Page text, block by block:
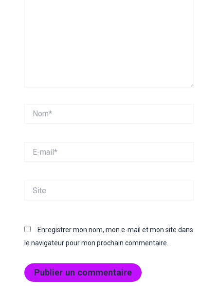
mail*
Enregistrer mon nom, mon e-mail et mon site dans
le navigateur pour mon prochain commentaire.